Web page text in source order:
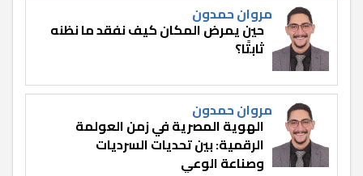
مروان حمدون
حين يمرض المكان كيف نفقد ما نظنه
ثابتًا؟
مروان حمدون
الهوية المصرية في زمن العولمة
الرقمية: بين تحديات السرديات
وصناعة الوعي